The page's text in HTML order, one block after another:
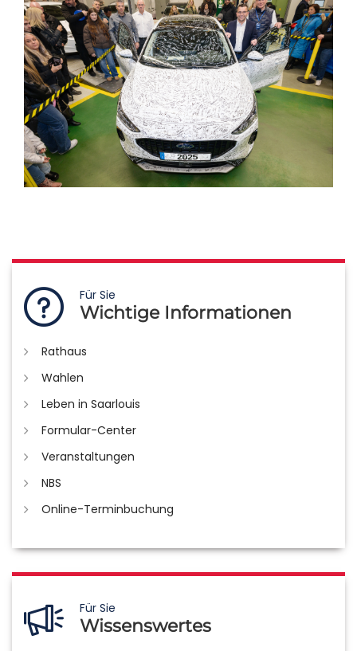
Für Sie
Wichtige Informationen
Rathaus
Wahlen
Leben in Saarlouis
Formular-Center
Veranstaltungen
NBS
Online-Terminbuchung
Für Sie
Wissenswertes